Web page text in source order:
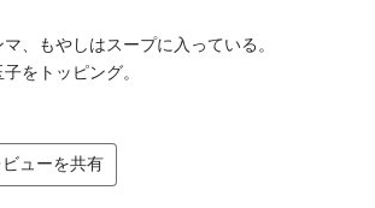
、もやしはスープに入っている。
をトッピング。
ビューを共有